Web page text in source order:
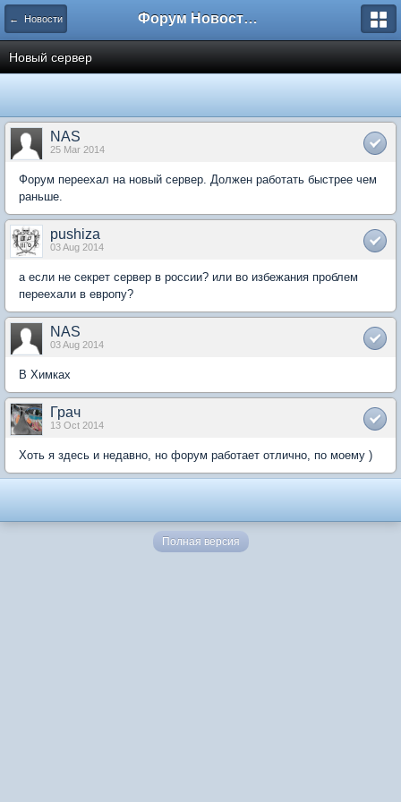
← Новости Форум Новостройки
Новый сервер
NAS
25 Mar 2014
Форум переехал на новый сервер. Должен работать быстрее чем
раньше.
pushiza
03 Aug 2014
а если не секрет сервер в россии? или во избежания проблем
переехали в европу?
NAS
03 Aug 2014
В Химках
Грач
13 Oct 2014
Хоть я здесь и недавно, но форум работает отлично, по моему )
Полная версия